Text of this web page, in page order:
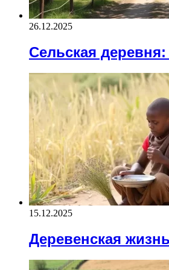
26.12.2025
Сельская
15.12.2025
Деревенская